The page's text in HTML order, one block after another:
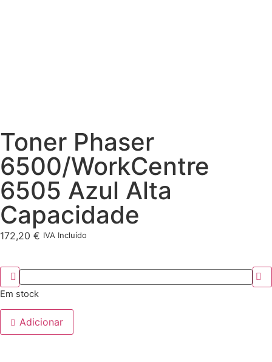
Toner Phaser
6500/WorkCentre
6505 Azul Alta
Capacidade
172,20 € IVA Incluído
Em stock
Adicionar